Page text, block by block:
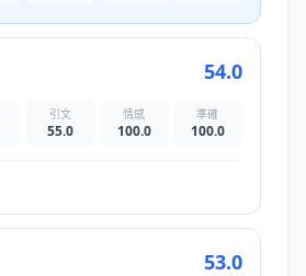
54.0
引文
55.0
情感
100.0
準確
100.0
53.0